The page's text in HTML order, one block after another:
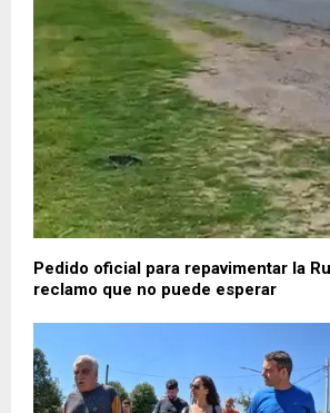
Pedido oficial para repavimentar la
reclamo que no puede esperar